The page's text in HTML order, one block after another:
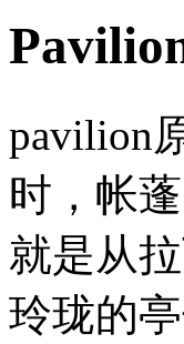
pavilion
时，帐
就是从
玲珑的